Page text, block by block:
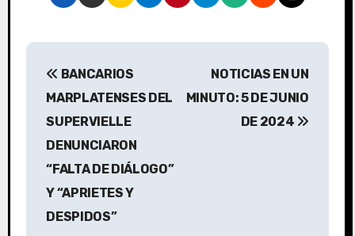
N
BANCARIOS
MARPLATENSES DEL
SUPERVIELLE
DENUNCIARON
“FALTA DE DIÁLOGO”
Y “APRIETES Y
DESPIDOS”
NOTICIAS EN UN
MINUTO: 5 DE JUNIO
DE 2024